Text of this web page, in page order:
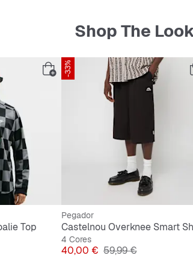
Shop The
Top
-33%
Pegador
4 Cores
Preço
40,00 € Preço original
59,99 €